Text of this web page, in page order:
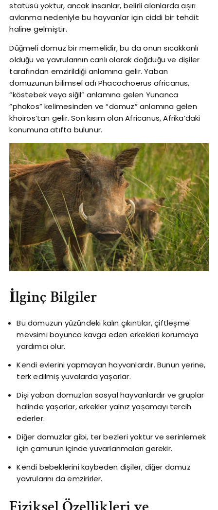
statüsü yoktur, ancak insanlar, belirli alanlarda aşırı
avlanma nedeniyle bu hayvanlar için ciddi bir tehdit
haline gelmiştir.
Düğmeli domuz bir memelidir, bu da onun sıcakkanlı
olduğu ve yavrularının canlı olarak doğduğu ve dişiler
tarafından emzirildiği anlamına gelir. Yaban
domuzunun bilimsel adı Phacochoerus africanus,
“köstebek veya siğil” anlamına gelen Yunanca
“phakos” kelimesinden ve “domuz” anlamına gelen
khoiros’tan gelir. Son kısım olan Africanus, Afrika’daki
konumuna atıfta bulunur.
İlginç Bilgiler
Bu domuzun yüzündeki kalın çıkıntılar, çiftleşme
mevsimi boyunca kavga eden erkekleri korumaya
yardımcı olur.
Kendi evlerini yapmayan hayvanlardır. Bunun yerine,
terk edilmiş yuvalarda yaşarlar.
Dişi yaban domuzları sosyal hayvanlardır ve gruplar
halinde yaşarlar, erkekler yalnız yaşamayı tercih
ederler.
Diğer domuzlar gibi, ter bezleri yoktur ve serinlemek
için çamurun içinde yuvarlanmaları gerekir.
Kendi bebeklerini kaybeden dişiler, diğer domuz
yavrularını da emzirirler.